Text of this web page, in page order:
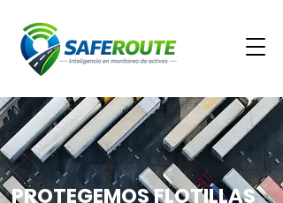
PROTEGEMOS FLOTILLAS